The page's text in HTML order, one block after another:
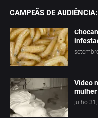
CAMPEÃS DE AUDIÊNCIA:
Vídeo
mulher
julho 31,